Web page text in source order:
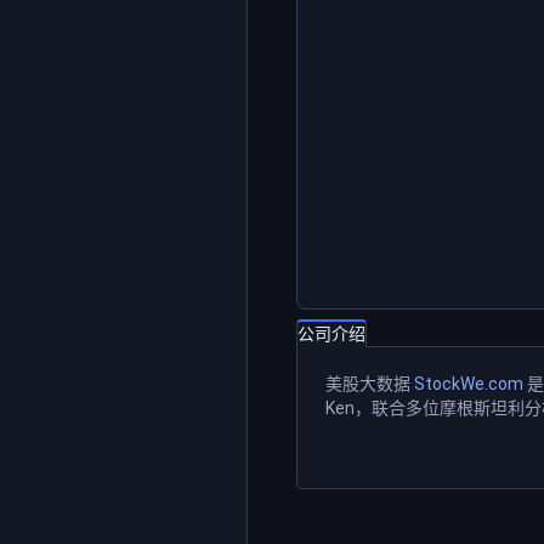
公司介绍
美股大数据StockWe.com
Ken，联合多位摩根斯坦利